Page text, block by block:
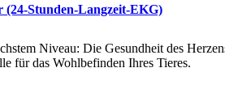
(24-Stunden-Langzeit-EKG)
Niveau: Die Gesundheit des
für das Wohlbefinden Ihres Tieres.